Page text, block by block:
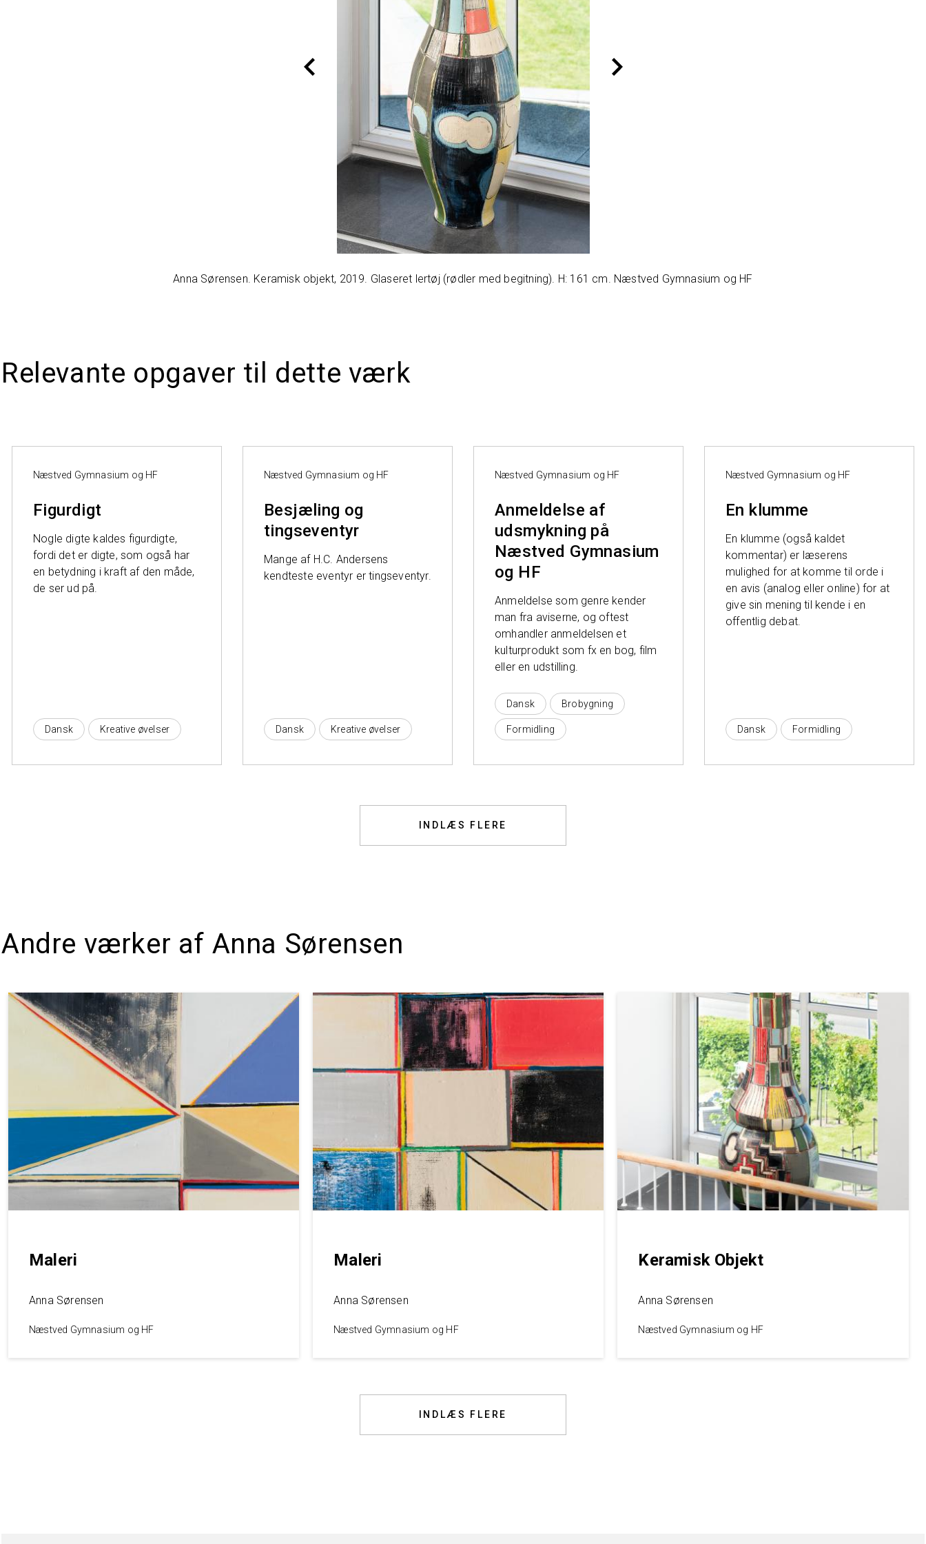
Anna Sørensen. Keramisk objekt, 2019. Glaseret lertøj (rødler med begitning). H: 161 cm. Næstved Gymnasium og HF
Relevante opgaver til dette værk
Næstved Gymnasium og HF
Figurdigt
Nogle digte kaldes figurdigte,
fordi det er digte, som også har
en betydning i kraft af den måde,
de ser ud på.
Dansk Kreative øvelser
Næstved Gymnasium og HF
Besjæling og
tingseventyr
Mange af H.C. Andersens
kendteste eventyr er tingseventyr.
Dansk Kreative øvelser
Næstved Gymnasium og HF
Anmeldelse af
udsmykning på
Næstved Gymnasium
og HF
Anmeldelse som genre kender
man fra aviserne, og oftest
omhandler anmeldelsen et
kulturprodukt som fx en bog, film
eller en udstilling.
Dansk Brobygning
Formidling
Næstved Gymnasium og HF
En klumme
En klumme (også kaldet
kommentar) er læserens
mulighed for at komme til orde i
en avis (analog eller online) for at
give sin mening til kende i en
offentlig debat.
Dansk Formidling
INDLÆS FLERE
Andre værker af Anna Sørensen
Maleri
Anna Sørensen
Næstved Gymnasium og HF
Maleri
Anna Sørensen
Næstved Gymnasium og HF
Keramisk Objekt
Anna Sørensen
Næstved Gymnasium og HF
INDLÆS FLERE